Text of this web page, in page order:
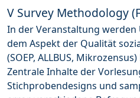
V Survey Methodology
In der Veranstaltung
dem Aspekt der Qualität
(SOEP, ALLBUS,
Zentrale Inhalte der
Stichprobendesigns und